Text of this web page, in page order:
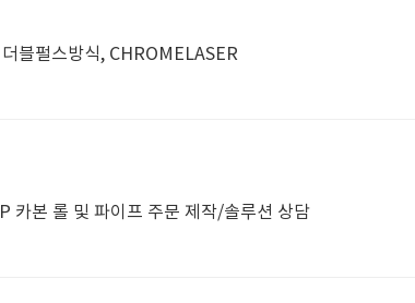
블펄스방식, CHROMELASER
카본 롤 및 파이프 주문 제작/솔루션 상담